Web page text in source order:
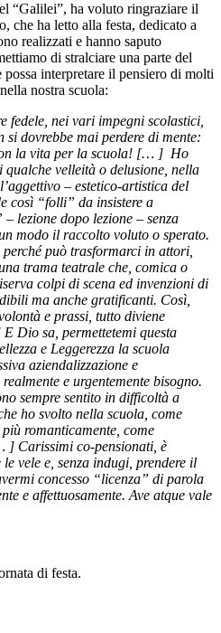
“Galilei”, ha voluto ringraziare il
che ha letto alla festa, dedicato a
realizzati e hanno saputo
di stralciare una parte del
interpretare il pensiero di molti
nostra scuola:
fedele, nei vari impegni scolastici,
si dovrebbe mai perdere di mente:
la vita per la scuola! [… ] Ho
qualche velleità o delusione, nella
– estetico-artistica del
così “folli” da insistere a
lezione dopo lezione – senza
modo il raccolto voluto o sperato.
può trasformarci in attori,
trama teatrale che, comica o
colpi di scena ed invenzioni di
ma anche gratificanti. Così,
e prassi, tutto diviene
Dio sa, permettetemi questa
e Leggerezza la scuola
aziendalizzazione e
e urgentemente bisogno.
sempre sentito in difficoltà a
ho svolto nella scuola, come
romanticamente, come
] Carissimi co-pensionati, è
vele e, senza indugi, prendere il
concesso “licenza” di parola
e affettuosamente. Ave atque vale
di festa.